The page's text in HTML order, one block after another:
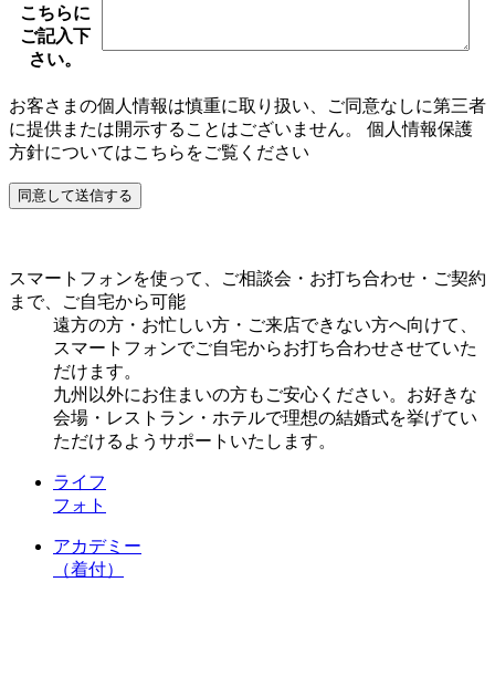
こちらに
ご記入下
さい。
の
フ
ィ
ー
ル
空
の
お客さまの個人情報は慎重に取り扱い、ご同意なしに第三者
に提供または開示することはございません。 個人情報保護
方針についてはこちら をご覧ください
スマートフォンを使って、ご相談会・お打ち合わせ・ご契約
まで、ご自宅から可能
遠方の方・お忙しい方・ご来店できない方へ向けて、
スマートフォンでご自宅からお打ち合わせさせていた
だけます。
九州以外にお住まいの方もご安心ください。お好きな
会場・レストラン・ホテルで理想の結婚式を挙げてい
ただけるようサポートいたします。
ライフ
フォト
アカデミー
（着付）